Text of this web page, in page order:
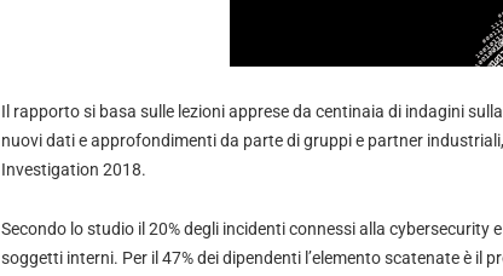
Il rapporto si basa sulle lezioni apprese da centinaia di indagini
nuovi dati e approfondimenti da parte di gruppi e partner
Investigation 2018.
Secondo lo studio il 20% degli incidenti connessi alla cybersecurity
soggetti interni. Per il 47% dei dipendenti l’elemento scatenate è il